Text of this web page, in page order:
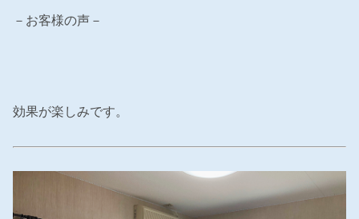
－お客様の声－
効果が楽しみです。